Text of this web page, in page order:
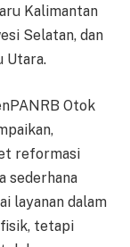
Kalimantan
Selatan, dan
Utara.
Otok
reformasi
sederhana
layanan dalam
tetapi